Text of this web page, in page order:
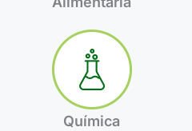
Química